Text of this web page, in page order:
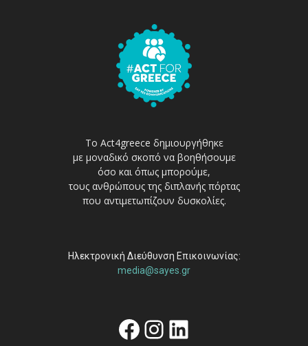
Το Act4greece δημιουργήθηκε
με μοναδικό σκοπό να βοηθήσουμε
όσο και όπως μπορούμε,
τους ανθρώπους της διπλανής πόρτας
που αντιμετωπίζουν δυσκολίες.
Ηλεκτρονική Διεύθυνση Επικοινωνίας:
media@sayes.gr
Facebook
Instagram
Linkedin